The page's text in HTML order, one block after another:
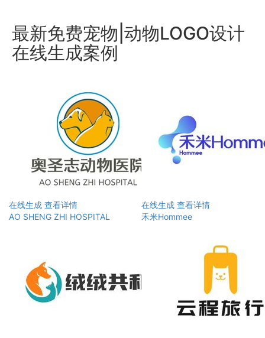
最新免费宠物|动物LOGO设计
在线生成案例
在线生成 查看详情
AO SHENG ZHI HOSPITAL
在线生成 查看详情
禾米Hommee